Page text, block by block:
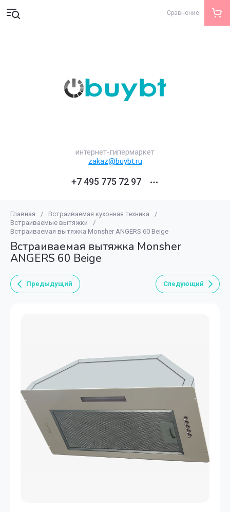
интернет-гипермаркет
zakaz@buybt.ru
+7 495 775 72 97
Сравнение
Главная / Встраиваемая кухонная техника
/
Встраиваемые вытяжки
/
Встраиваемая вытяжка Monsher ANGERS 60 Beige
Встраиваемая вытяжка Monsher
ANGERS 60 Beige
Предыдущий Следующий